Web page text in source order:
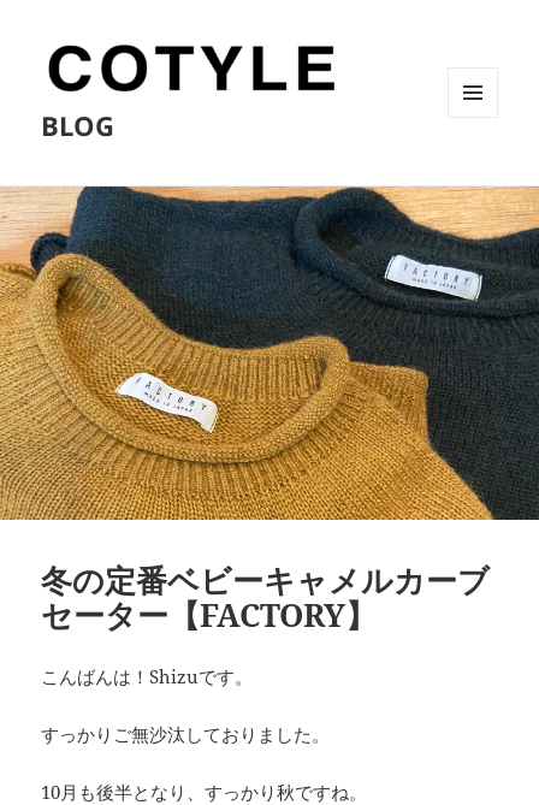
BLOG
ット
冬の定番ベビーキャメルカーブ
セーター【FACTORY】
こんばんは！Shizuです。
すっかりご無沙汰しておりました。
10月も後半となり、すっかり秋ですね。